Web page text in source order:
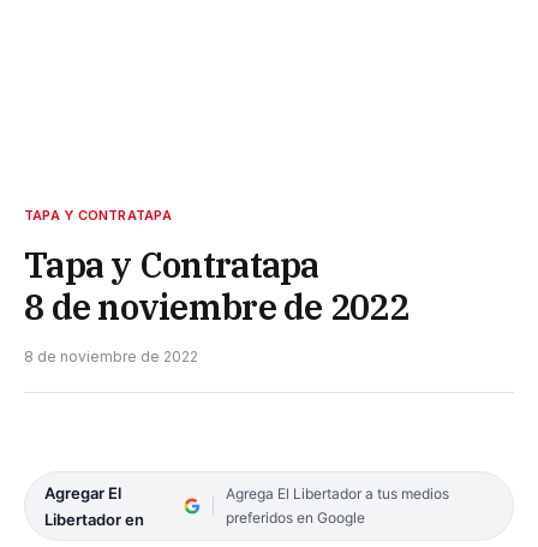
TAPA Y CONTRATAPA
Tapa y Contratapa
8 de noviembre de 2022
8 de noviembre de 2022
Agregar El
Libertador en
Agrega El Libertador a tus medios
preferidos en Google